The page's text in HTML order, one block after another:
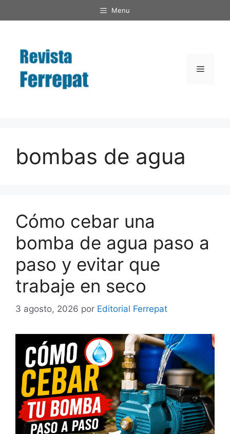
al
Menu
Menú
bombas de agua
Cómo cebar una
bomba de agua paso a
paso y evitar que
trabaje en seco
3 agosto, 2026 por Editorial Ferrepat